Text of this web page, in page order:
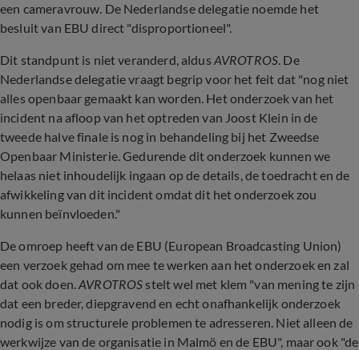
een cameravrouw. De Nederlandse delegatie noemde het
besluit van EBU direct "disproportioneel".
Dit standpunt is niet veranderd, aldus AVROTROS. De
Nederlandse delegatie vraagt begrip voor het feit dat "nog niet
alles openbaar gemaakt kan worden. Het onderzoek van het
incident na afloop van het optreden van Joost Klein in de
tweede halve finale is nog in behandeling bij het Zweedse
Openbaar Ministerie. Gedurende dit onderzoek kunnen we
helaas niet inhoudelijk ingaan op de details, de toedracht en de
afwikkeling van dit incident omdat dit het onderzoek zou
kunnen beïnvloeden."
De omroep heeft van de EBU (European Broadcasting Union)
een verzoek gehad om mee te werken aan het onderzoek en zal
dat ook doen.AVROTROS stelt wel met klem "van mening te zijn
dat een breder, diepgravend en echt onafhankelijk onderzoek
nodig is om structurele problemen te adresseren. Niet alleen de
werkwijze van de organisatie in Malmö en de EBU", maar ook "de